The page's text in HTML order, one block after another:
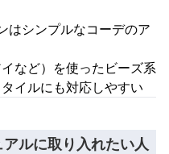
はシンプルなコーデのア
など）を使ったビーズ系
イルにも対応しやすい
ルに取り入れたい人